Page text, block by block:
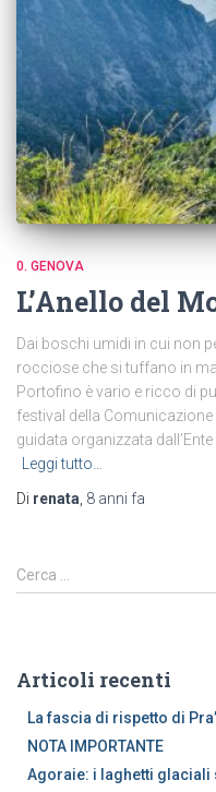
0. GENOVA
L’Anello del
Dai boschi umidi in cui non
rocciose che si tuffano in
Portofino è vario e ricco di
festival della
guidata organizzata
Leggi tutto…
Di renata 8 anni fa
R
i
c
Cerca …
Articoli recenti
La fascia di rispetto di Pra’
NOTA IMPORTANTE
Agoraie: i laghetti